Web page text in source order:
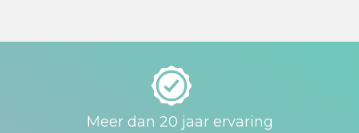
Meer dan 20 jaar ervaring